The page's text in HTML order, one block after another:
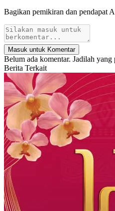
Bagikan pemikiran dan pendapat
Masuk untuk Komentar
Belum ada komentar. Jadilah yang
Berita Terkait